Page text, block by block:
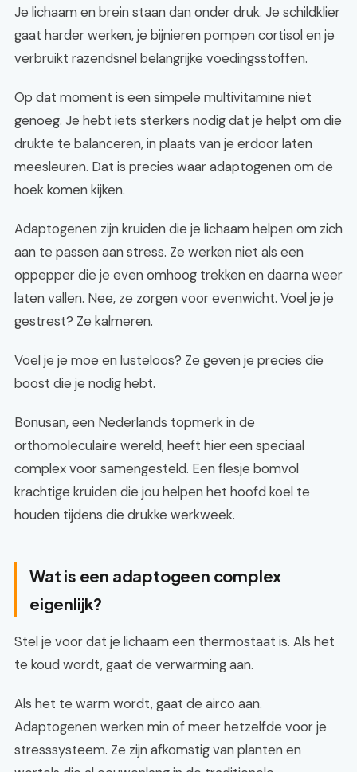
Je lichaam en brein staan dan onder druk. Je schildklier
gaat harder werken, je bijnieren pompen cortisol en je
verbruikt razendsnel belangrijke voedingsstoffen.
Op dat moment is een simpele multivitamine niet
genoeg. Je hebt iets sterkers nodig dat je helpt om die
drukte te balanceren, in plaats van je erdoor laten
meesleuren. Dat is precies waar adaptogenen om de
hoek komen kijken.
Adaptogenen zijn kruiden die je lichaam helpen om zich
aan te passen aan stress. Ze werken niet als een
oppepper die je even omhoog trekken en daarna weer
laten vallen. Nee, ze zorgen voor evenwicht. Voel je je
gestrest? Ze kalmeren.
Voel je je moe en lusteloos? Ze geven je precies die
boost die je nodig hebt.
Bonusan, een Nederlands topmerk in de
orthomoleculaire wereld, heeft hier een speciaal
complex voor samengesteld. Een flesje bomvol
krachtige kruiden die jou helpen het hoofd koel te
houden tijdens die drukke werkweek.
Wat is een adaptogeen complex
eigenlijk?
Stel je voor dat je lichaam een thermostaat is. Als het
te koud wordt, gaat de verwarming aan.
Als het te warm wordt, gaat de airco aan.
Adaptogenen werken min of meer hetzelfde voor je
stresssysteem. Ze zijn afkomstig van planten en